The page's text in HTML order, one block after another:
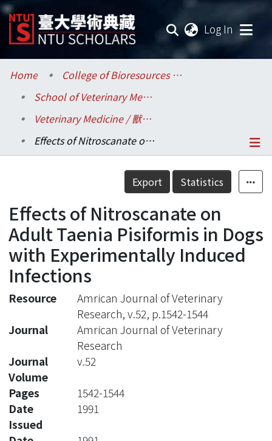
Log In
Communities & Collections
Research Outputs
Fundings & Projects
Statistics
Home
College of Bioresources and Agriculture / 生物資源暨農學院
School of Veterinary Medicine / 獸醫專業學院
Veterinary Medicine / 獸醫學系
Effects of Nitroscanate on Adult Taenia Pisiformis in Dogs with Experimentally Induced Infections
Details
Export Statistics
Effects of Nitroscanate on
Adult Taenia Pisiformis in Dogs
with Experimentally Induced
Infections
Resource
Amrican Journal of Veterinary
Research, v.52, p.1542-1544
Journal
Amrican Journal of Veterinary
Research
Journal
Volume
v.52
Pages
1542-1544
Date
Issued
1991